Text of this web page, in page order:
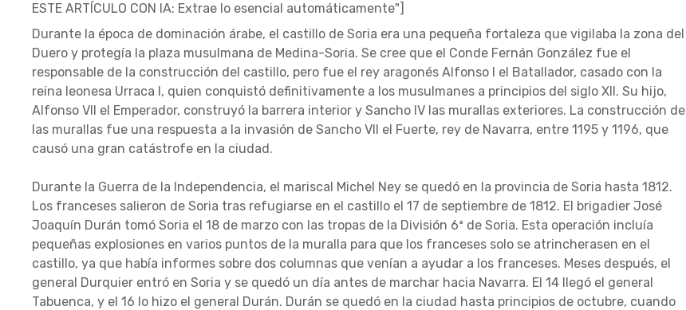
ESTE ARTÍCULO CON IA: Extrae lo esencial automáticamente"]
Durante la época de dominación árabe, el castillo de Soria era una pequeña fortaleza que vigilaba la zona del
Duero y protegía la plaza musulmana de Medina-Soria. Se cree que el Conde Fernán González fue el
responsable de la construcción del castillo, pero fue el rey aragonés Alfonso I el Batallador, casado con la
reina leonesa Urraca I, quien conquistó definitivamente a los musulmanes a principios del siglo XII. Su hijo,
Alfonso VII el Emperador, construyó la barrera interior y Sancho IV las murallas exteriores. La construcción de
las murallas fue una respuesta a la invasión de Sancho VII el Fuerte, rey de Navarra, entre 1195 y 1196, que
causó una gran catástrofe en la ciudad.
Durante la Guerra de la Independencia, el mariscal Michel Ney se quedó en la provincia de Soria hasta 1812.
Los franceses salieron de Soria tras refugiarse en el castillo el 17 de septiembre de 1812. El brigadier José
Joaquín Durán tomó Soria el 18 de marzo con las tropas de la División 6ª de Soria. Esta operación incluía
pequeñas explosiones en varios puntos de la muralla para que los franceses solo se atrincherasen en el
castillo, ya que había informes sobre dos columnas que venían a ayudar a los franceses. Meses después, el
general Durquier entró en Soria y se quedó un día antes de marchar hacia Navarra. El 14 llegó el general
Tabuenca, y el 16 lo hizo el general Durán. Durán se quedó en la ciudad hasta principios de octubre, cuando